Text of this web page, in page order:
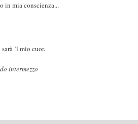
in mia conscienza...
’l mio cuor.
intermezzo